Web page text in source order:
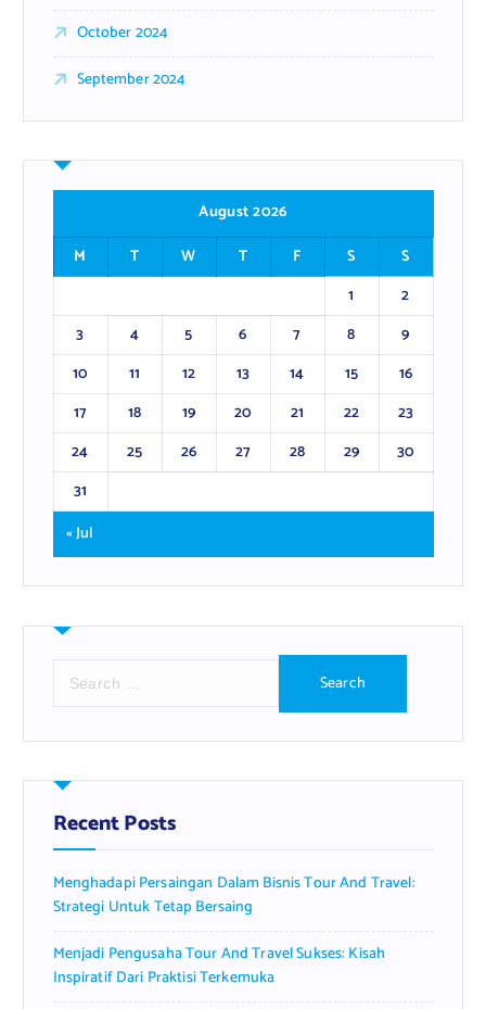
October 2024
September 2024
August 2026
M
T W T F S
S
1
2
3
4 5 6 7 8
9
10
11 12 13 14 15
16
17
18 19 20 21 22
23
24
25 26 27 28 29
30
31
« Jul
r
h
f
o
:
Recent Posts
Menghadapi Persaingan Dalam Bisnis Tour And Travel:
Strategi Untuk Tetap Bersaing
Menjadi Pengusaha Tour And Travel Sukses: Kisah
Inspiratif Dari Praktisi Terkemuka